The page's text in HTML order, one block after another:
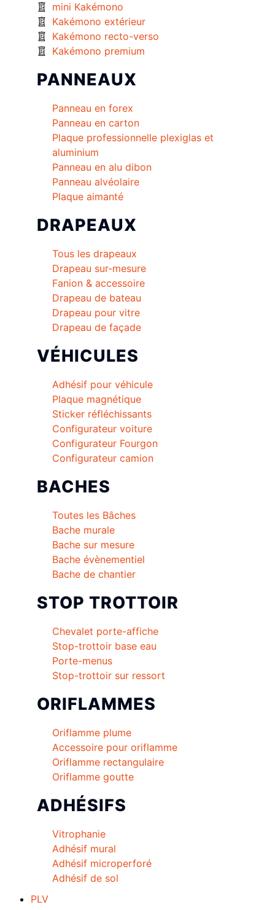
mini Kakémono
Kakémono extérieur
Kakémono recto-verso
Kakémono premium
PANNEAUX
Panneau en forex
Panneau en carton
Plaque professionnelle plexiglas et
aluminium
Panneau en alu dibon
Panneau alvéolaire
Plaque aimanté
DRAPEAUX
Tous les drapeaux
Drapeau sur-mesure
Fanion & accessoire
Drapeau de bateau
Drapeau pour vitre
Drapeau de façade
VÉHICULES
Adhésif pour véhicule
Plaque magnétique
Sticker réfléchissants
Configurateur voiture
Configurateur Fourgon
Configurateur camion
BACHES
Toutes les Bâches
Bache murale
Bache sur mesure
Bache évènementiel
Bache de chantier
STOP TROTTOIR
Chevalet porte-affiche
Stop-trottoir base eau
Porte-menus
Stop-trottoir sur ressort
ORIFLAMMES
Oriflamme plume
Accessoire pour oriflamme
Oriflamme rectangulaire
Oriflamme goutte
ADHÉSIFS
Vitrophanie
Adhésif mural
Adhésif microperforé
Adhésif de sol
PLV